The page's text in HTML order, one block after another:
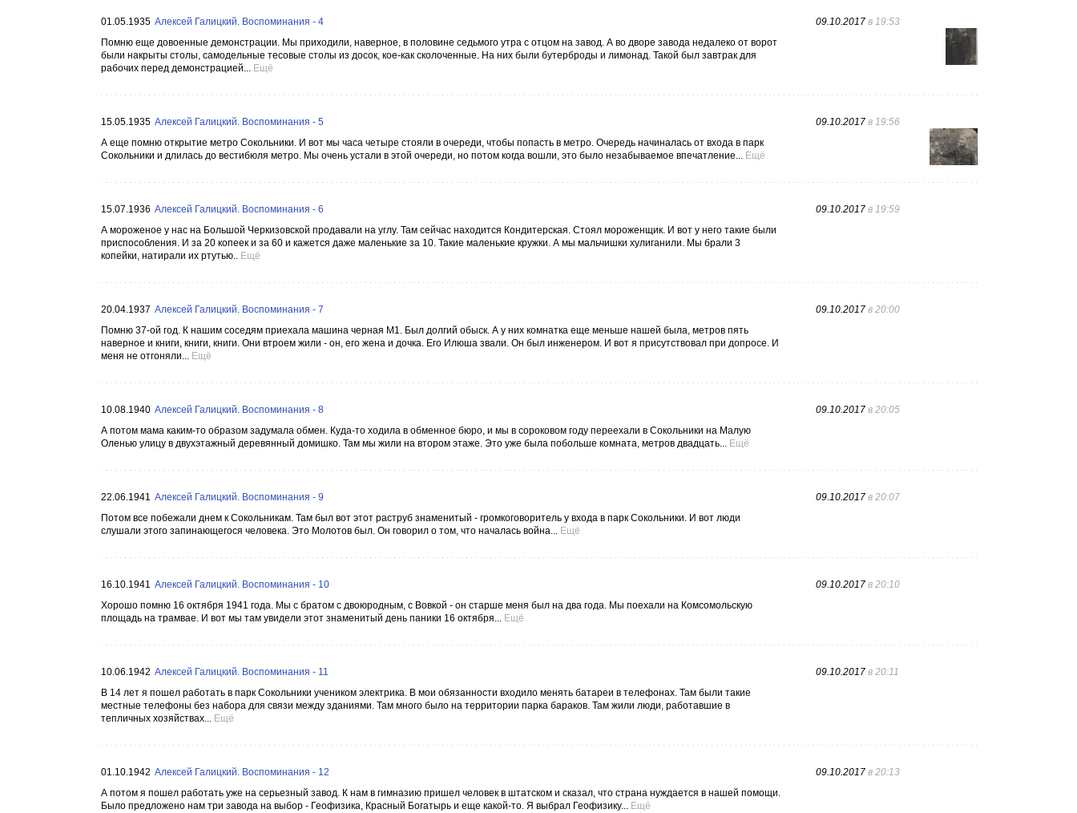
01.05.1935 Алексей Галицкий. Воспоминания - 4
Помню еще довоенные демонстрации. Мы приходили, наверное, в половине седьмого утра с отцом на завод. А во дворе завода недалеко от ворот
были накрыты столы, самодельные тесовые столы из досок, кое-как сколоченные. На них были бутерброды и лимонад. Такой был завтрак для
рабочих перед демонстрацией... Ещё
09.10.2017 в 19:53
15.05.1935 Алексей Галицкий. Воспоминания - 5
А еще помню открытие метро Сокольники. И вот мы часа четыре стояли в очереди, чтобы попасть в метро. Очередь начиналась от входа в парк
Сокольники и длилась до вестибюля метро. Мы очень устали в этой очереди, но потом когда вошли, это было незабываемое впечатление... Ещё
09.10.2017 в 19:56
15.07.1936 Алексей Галицкий. Воспоминания - 6
А мороженое у нас на Большой Черкизовской продавали на углу. Там сейчас находится Кондитерская. Стоял мороженщик. И вот у него такие были
приспособления. И за 20 копеек и за 60 и кажется даже маленькие за 10. Такие маленькие кружки. А мы мальчишки хулиганили. Мы брали 3
копейки, натирали их ртутью.. Ещё
09.10.2017 в 19:59
20.04.1937 Алексей Галицкий. Воспоминания - 7
Помню 37-ой год. К нашим соседям приехала машина черная М1. Был долгий обыск. А у них комнатка еще меньше нашей была, метров пять
наверное и книги, книги, книги. Они втроем жили - он, его жена и дочка. Его Илюша звали. Он был инженером. И вот я присутствовал при допросе. И
меня не отгоняли... Ещё
09.10.2017 в 20:00
10.08.1940 Алексей Галицкий. Воспоминания - 8
А потом мама каким-то образом задумала обмен. Куда-то ходила в обменное бюро, и мы в сороковом году переехали в Сокольники на Малую
Оленью улицу в двухэтажный деревянный домишко. Там мы жили на втором этаже. Это уже была побольше комната, метров двадцать... Ещё
09.10.2017 в 20:05
22.06.1941 Алексей Галицкий. Воспоминания - 9
Потом все побежали днем к Сокольникам. Там был вот этот раструб знаменитый - громкоговоритель у входа в парк Сокольники. И вот люди
слушали этого запинающегося человека. Это Молотов был. Он говорил о том, что началась война... Ещё
09.10.2017 в 20:07
16.10.1941 Алексей Галицкий. Воспоминания - 10
Хорошо помню 16 октября 1941 года. Мы с братом с двоюродным, с Вовкой - он старше меня был на два года. Мы поехали на Комсомольскую
площадь на трамвае. И вот мы там увидели этот знаменитый день паники 16 октября... Ещё
09.10.2017 в 20:10
10.06.1942 Алексей Галицкий. Воспоминания - 11
В 14 лет я пошел работать в парк Сокольники учеником электрика. В мои обязанности входило менять батареи в телефонах. Там были такие
местные телефоны без набора для связи между зданиями. Там много было на территории парка бараков. Там жили люди, работавшие в
тепличных хозяйствах... Ещё
09.10.2017 в 20:11
01.10.1942 Алексей Галицкий. Воспоминания - 12
А потом я пошел работать уже на серьезный завод. К нам в гимназию пришел человек в штатском и сказал, что страна нуждается в нашей помощи.
Было предложено нам три завода на выбор - Геофизика, Красный Богатырь и еще какой-то. Я выбрал Геофизику... Ещё
09.10.2017 в 20:13